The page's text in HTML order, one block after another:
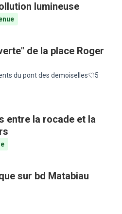
lumineuse
de la place Roger
du pont des demoiselles
5
entre la rocade et la
sur bd Matabiau